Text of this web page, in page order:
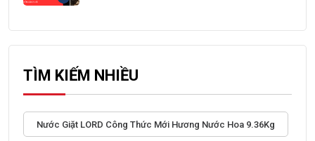
TÌM KIẾM NHIỀU
Nước Giặt LORD Công Thức Mới Hương Nước Hoa 9.36Kg